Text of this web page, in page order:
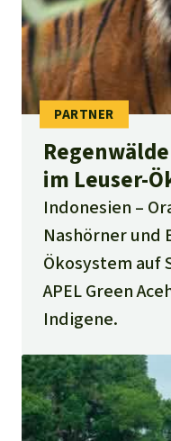
im Leuser-
Indonesien
Nashörner und
Ökosystem auf
APEL Green
Indigene.